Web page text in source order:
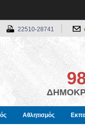
22510-28741
Αθλητισμός